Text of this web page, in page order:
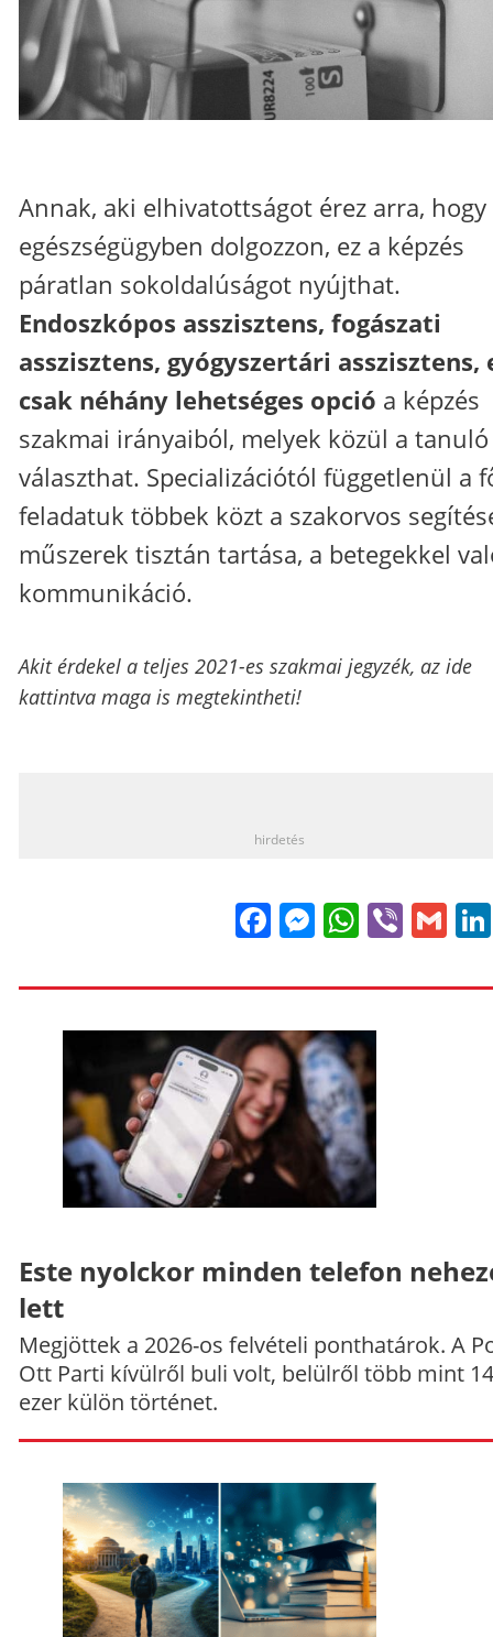
Annak, aki elhivatottságot érez arra, hogy
egészségügyben dolgozzon, ez a képzés
páratlan sokoldalúságot nyújthat.
Endoszkópos asszisztens, fogászati
asszisztens, gyógyszertári asszisztens,
csak néhány lehetséges opció a képzés
szakmai irányaiból, melyek közül a tanuló
választhat. Specializációtól függetlenül a
feladatuk többek közt a szakorvos
műszerek tisztán tartása, a betegekkel
kommunikáció.
Akit érdekel a teljes 2021-es szakmai jegyzék, az ide
kattintva maga is megtekintheti!
hirdetés
FacebookViber
Este nyolckor minden telefon
lett
Megjöttek a 2026-os felvételi ponthatárok. A
Ott Parti kívülről buli volt, belülről több mint
ezer külön történet.